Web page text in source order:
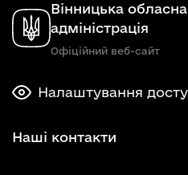
Вінницька
адміністрація
Офіційний веб-сайт
Налаштування
Наші контакти